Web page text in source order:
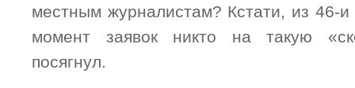
местным журналистам? Кстати, из 46-
момент заявок никто на такую
посягнул.